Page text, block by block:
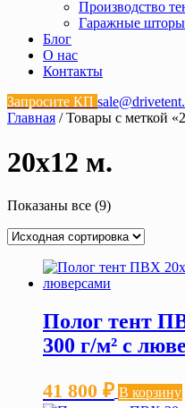
Производство
Гаражные шторы
Блог
О нас
Контакты
Запросите КП
Главная / Товары с меткой
20х12 м.
Показаны все (9)
Полог тент
300 г/м² с
41 800 ₽ В корзину